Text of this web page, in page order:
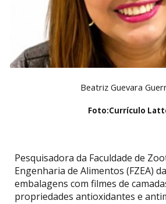
Beatriz Guevara
Foto:Currículo
Pesquisadora da Faculdade de
Engenharia de Alimentos (FZEA)
embalagens com filmes de
propriedades antioxidantes e